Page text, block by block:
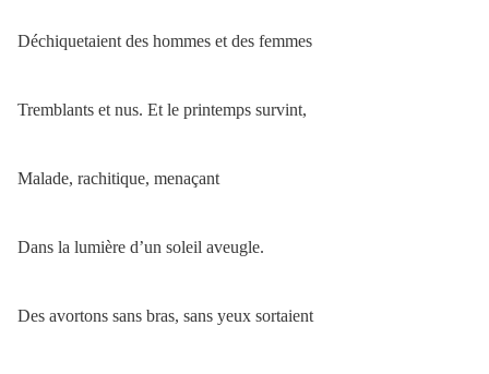
Déchiquetaient des hommes et des femmes
Tremblants et nus. Et le printemps survint,
Malade, rachitique, menaçant
Dans la lumière d’un soleil aveugle.
Des avortons sans bras, sans yeux sortaient